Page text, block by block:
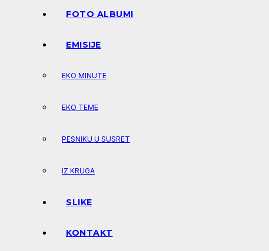
FOTO ALBUMI
EMISIJE
EKO MINUTE
EKO TEME
PESNIKU U SUSRET
IZ KRUGA
SLIKE
KONTAKT